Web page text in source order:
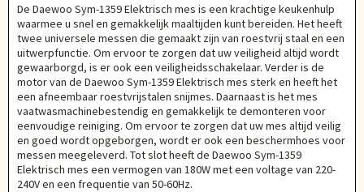
De Daewoo Sym-1359 Elektrisch mes is een krachtige keukenhulp
waarmee u snel en gemakkelijk maaltijden kunt bereiden. Het heeft
twee universele messen die gemaakt zijn van roestvrij staal en een
uitwerpfunctie. Om ervoor te zorgen dat uw veiligheid altijd wordt
gewaarborgd, is er ook een veiligheidsschakelaar. Verder is de
motor van de Daewoo Sym-1359 Elektrisch mes sterk en heeft het
een afneembaar roestvrijstalen snijmes. Daarnaast is het mes
vaatwasmachinebestendig en gemakkelijk te demonteren voor
eenvoudige reiniging. Om ervoor te zorgen dat uw mes altijd veilig
en goed wordt opgeborgen, wordt er ook een beschermhoes voor
messen meegeleverd. Tot slot heeft de Daewoo Sym-1359
Elektrisch mes een vermogen van 180W met een voltage van 220-
240V en een frequentie van 50-60Hz.